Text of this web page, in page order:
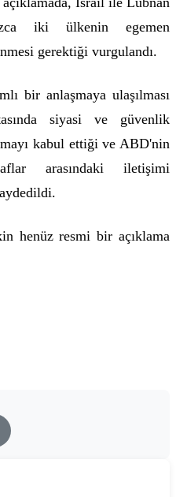
iki ülkenin egemen
gerektiği vurgulandı.
bir anlaşmaya ulaşılması
siyasi ve güvenlik
kabul ettiği ve ABD'nin
arasındaki iletişimi
henüz resmi bir açıklama